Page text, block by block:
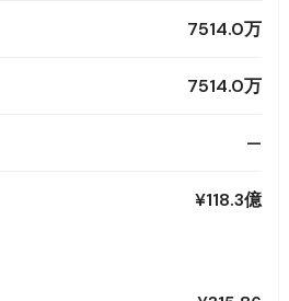
7514.0万
7514.0万
—
¥118.3億